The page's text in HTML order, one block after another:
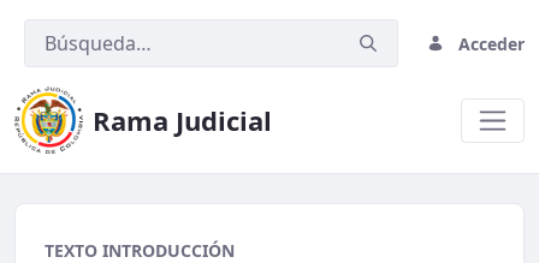
Acceder
Rama Judicial
MedicinaLegal.png
TEXTO INTRODUCCIÓN